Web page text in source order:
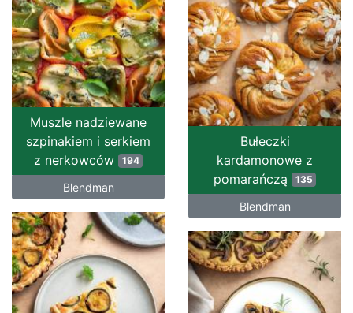
Muszle nadziewane
szpinakiem i serkiem
z nerkowców
194
Blendman
Bułeczki
kardamonowe z
pomarańczą
135
Blendman